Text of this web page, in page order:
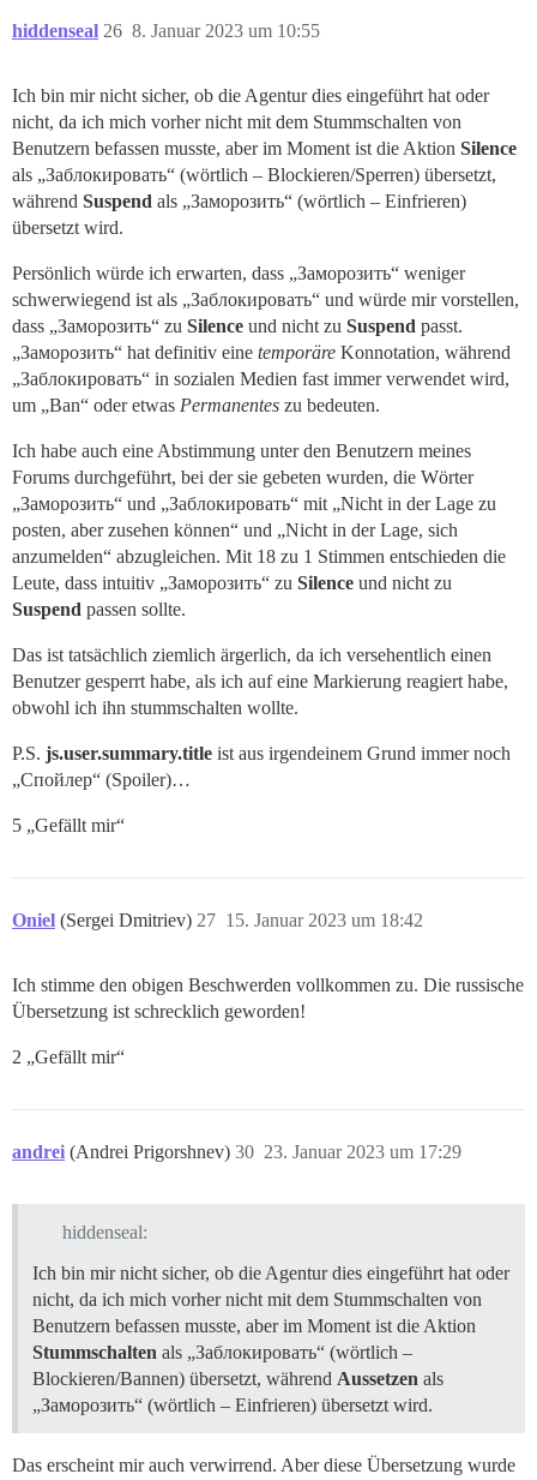
hiddenseal 8. Januar 2023 um 10:55
26
Ich bin mir nicht sicher, ob die Agentur dies eingeführt hat oder
nicht, da ich mich vorher nicht mit dem Stummschalten von
Benutzern befassen musste, aber im Moment ist die Aktion Silence
als „Заблокировать“ (wörtlich – Blockieren/Sperren) übersetzt,
während Suspend als „Заморозить“ (wörtlich – Einfrieren)
übersetzt wird.
Persönlich würde ich erwarten, dass „Заморозить“ weniger
schwerwiegend ist als „Заблокировать“ und würde mir vorstellen,
dass „Заморозить“ zu Silence und nicht zu Suspend passt.
„Заморозить“ hat definitiv eine temporäre Konnotation, während
„Заблокировать“ in sozialen Medien fast immer verwendet wird,
um „Ban“ oder etwas Permanentes zu bedeuten.
Ich habe auch eine Abstimmung unter den Benutzern meines
Forums durchgeführt, bei der sie gebeten wurden, die Wörter
„Заморозить“ und „Заблокировать“ mit „Nicht in der Lage zu
posten, aber zusehen können“ und „Nicht in der Lage, sich
anzumelden“ abzugleichen. Mit 18 zu 1 Stimmen entschieden die
Leute, dass intuitiv „Заморозить“ zu Silence und nicht zu
Suspend passen sollte.
Das ist tatsächlich ziemlich ärgerlich, da ich versehentlich einen
Benutzer gesperrt habe, als ich auf eine Markierung reagiert habe,
obwohl ich ihn stummschalten wollte.
P.S. js.user.summary.title ist aus irgendeinem Grund immer noch
„Спойлер“ (Spoiler)…
5 „Gefällt mir“
Oniel (Sergei Dmitriev) 15. Januar 2023 um 18:42
27
Ich stimme den obigen Beschwerden vollkommen zu. Die russische
Übersetzung ist schrecklich geworden!
2 „Gefällt mir“
andrei (Andrei Prigorshnev) 23. Januar 2023 um 17:29
30
hiddenseal:
Ich bin mir nicht sicher, ob die Agentur dies eingeführt hat oder
nicht, da ich mich vorher nicht mit dem Stummschalten von
Benutzern befassen musste, aber im Moment ist die Aktion
Stummschalten als „Заблокировать“ (wörtlich –
Blockieren/Bannen) übersetzt, während Aussetzen als
„Заморозить“ (wörtlich – Einfrieren) übersetzt wird.
Das erscheint mir auch verwirrend. Aber diese Übersetzung wurde